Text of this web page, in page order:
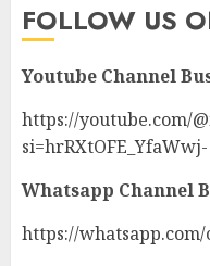
FOLLOW US
Youtube Channel
https://youtube.com/
si=hrRXtOFE_YfaWwj-
Whatsapp Channel
https://whatsapp.com/